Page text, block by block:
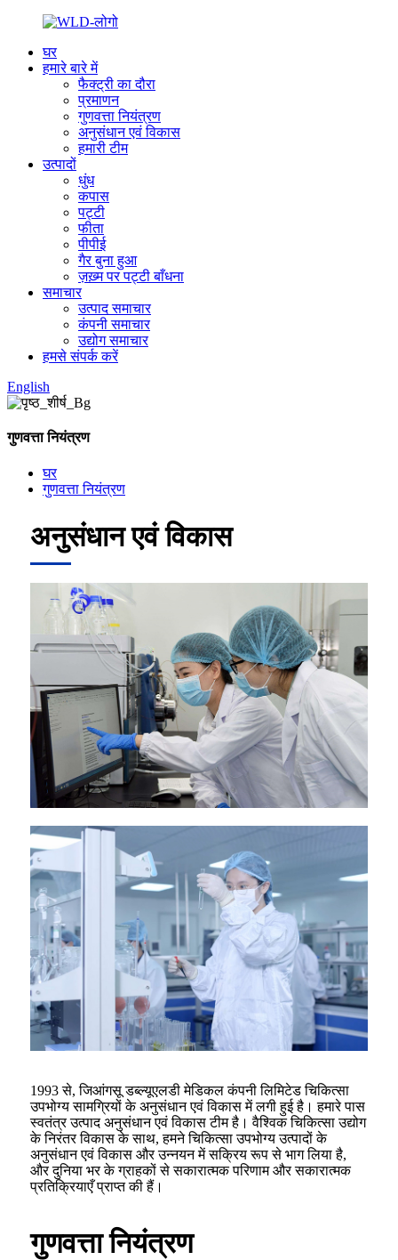
घर
हमारे बारे में
फैक्ट्री का दौरा
प्रमाणन
गुणवत्ता नियंत्रण
अनुसंधान एवं विकास
हमारी टीम
उत्पादों
धुंध
कपास
पट्टी
फीता
पीपीई
गैर बुना हुआ
ज़ख़्म पर पट्टी बाँधना
समाचार
उत्पाद समाचार
कंपनी समाचार
उद्योग समाचार
हमसे संपर्क करें
English
गुणवत्ता नियंत्रण
घर
गुणवत्ता नियंत्रण
अनुसंधान एवं विकास
1993 से, जिआंगसू डब्ल्यूएलडी मेडिकल कंपनी लिमिटेड चिकित्सा
उपभोग्य सामग्रियों के अनुसंधान एवं विकास में लगी हुई है। हमारे पास
स्वतंत्र उत्पाद अनुसंधान एवं विकास टीम है। वैश्विक चिकित्सा उद्योग
के निरंतर विकास के साथ, हमने चिकित्सा उपभोग्य उत्पादों के
अनुसंधान एवं विकास और उन्नयन में सक्रिय रूप से भाग लिया है,
और दुनिया भर के ग्राहकों से सकारात्मक परिणाम और सकारात्मक
प्रतिक्रियाएँ प्राप्त की हैं।
गुणवत्ता नियंत्रण